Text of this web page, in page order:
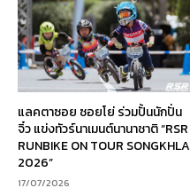
แลคตาซอย ซอยโย่ ร่วมปั้นนักปั่น
จิ๋ว แข่งทัวร์นาเมนต์นานาชาติ “RSR
RUNBIKE ON TOUR SONGKHLA
2026”
17/07/2026